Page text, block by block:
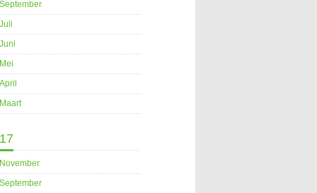
September
Juli
Juni
Mei
April
Maart
November
September